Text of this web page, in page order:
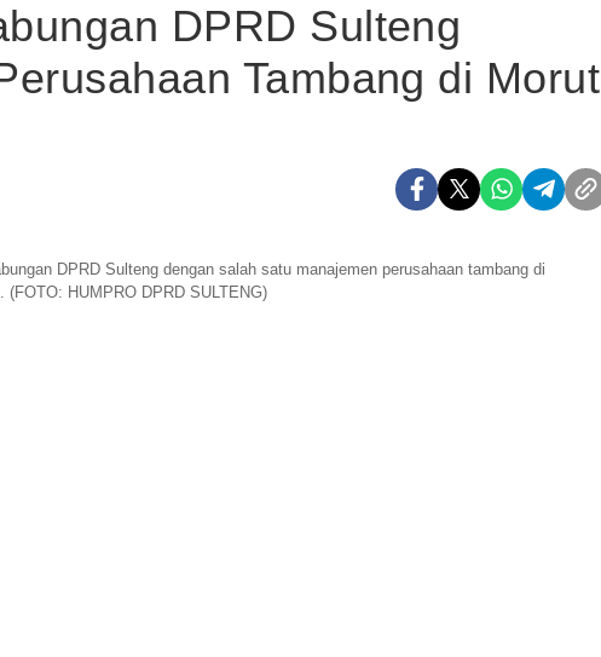
DPRD Sulteng
Tambang di Morut
DPRD Sulteng dengan salah satu manajemen perusahaan tambang di
(FOTO: HUMPRO DPRD SULTENG)